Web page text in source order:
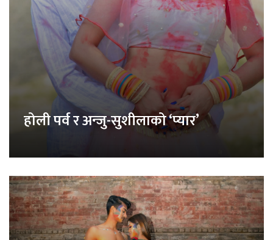
होली पर्व र अन्जु-सुशीलाको ‘प्यार’